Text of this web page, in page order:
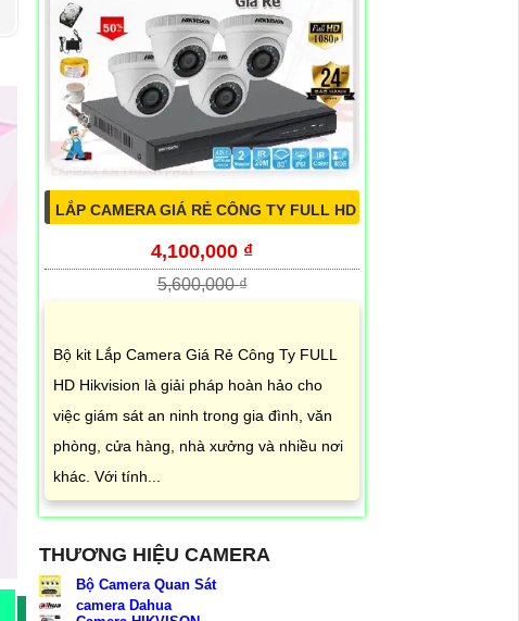
LẮP CAMERA GIÁ RẺ CÔNG TY FULL HD
4,100,000 ₫
5,600,000 ₫
Bộ kit Lắp Camera Giá Rẻ Công Ty FULL
HD Hikvision là giải pháp hoàn hảo cho
việc giám sát an ninh trong gia đình, văn
phòng, cửa hàng, nhà xưởng và nhiều nơi
khác. Với tính...
THƯƠNG HIỆU CAMERA
Bộ Camera Quan Sát
camera Dahua